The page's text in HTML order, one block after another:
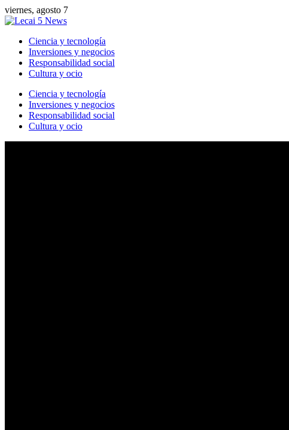
viernes, agosto 7
Ciencia y tecnología
Inversiones y negocios
Responsabilidad social
Cultura y ocio
Ciencia y tecnología
Inversiones y negocios
Responsabilidad social
Cultura y ocio